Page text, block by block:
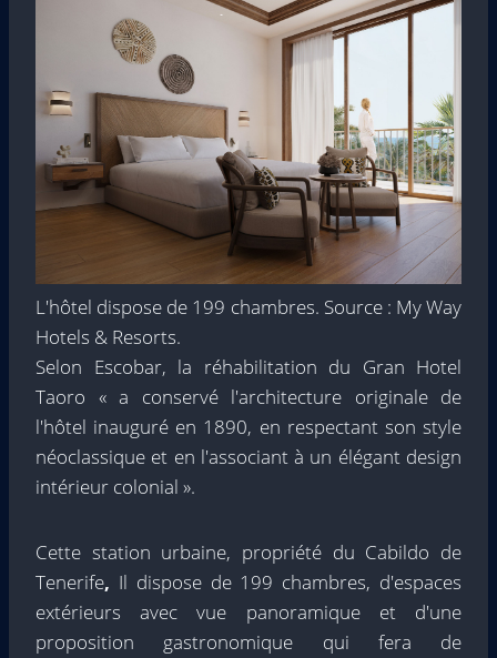
L'hôtel dispose de 199 chambres. Source : My Way
Hotels & Resorts.
Selon Escobar, la réhabilitation du Gran Hotel
Taoro « a conservé l'architecture originale de
l'hôtel inauguré en 1890, en respectant son style
néoclassique et en l'associant à un élégant design
intérieur colonial ».
Cette station urbaine, propriété du Cabildo de
Tenerife, Il dispose de 199 chambres, d'espaces
extérieurs avec vue panoramique et d'une
proposition gastronomique qui fera de